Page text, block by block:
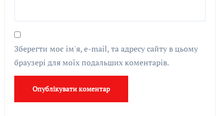
Зберегти моє ім'я, e-mail, та адресу сайту в цьому
браузері для моїх подальших коментарів.